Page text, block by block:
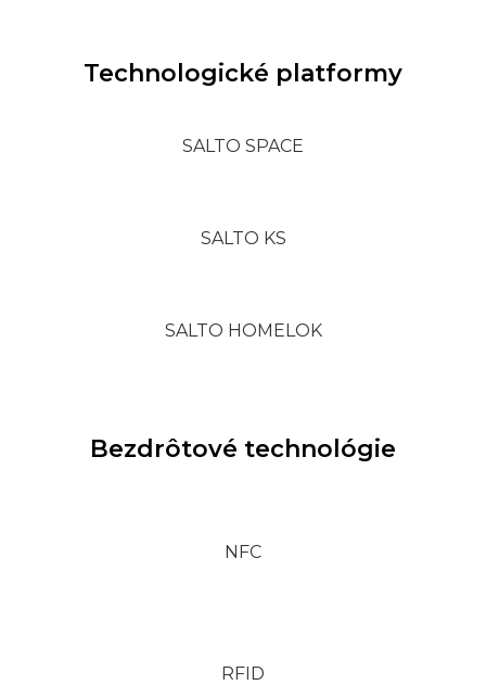
Technologické platformy
SALTO SPACE
SALTO KS
SALTO HOMELOK
Bezdrôtové technológie
NFC
RFID